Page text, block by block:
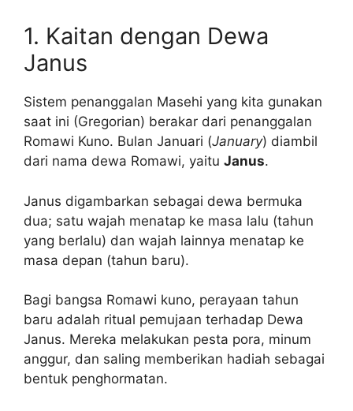
1. Kaitan dengan Dewa
Janus
Sistem penanggalan Masehi yang kita gunakan
saat ini (Gregorian) berakar dari penanggalan
Romawi Kuno. Bulan Januari (January) diambil
dari nama dewa Romawi, yaitu Janus.
Janus digambarkan sebagai dewa bermuka
dua; satu wajah menatap ke masa lalu (tahun
yang berlalu) dan wajah lainnya menatap ke
masa depan (tahun baru).
Bagi bangsa Romawi kuno, perayaan tahun
baru adalah ritual pemujaan terhadap Dewa
Janus. Mereka melakukan pesta pora, minum
anggur, dan saling memberikan hadiah sebagai
bentuk penghormatan.